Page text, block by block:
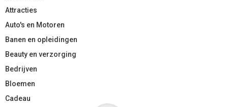
Attracties
Auto's en Motoren
Banen en opleidingen
Beauty en verzorging
Bedrijven
Bloemen
Cadeau